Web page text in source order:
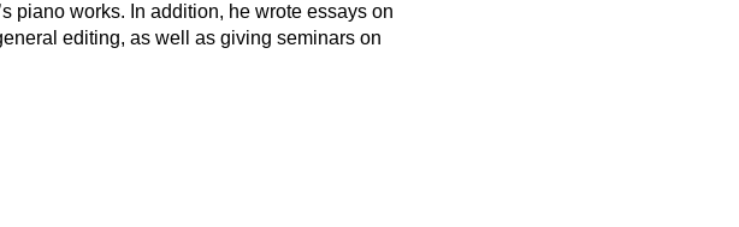
piano works. In addition, he wrote essays on
editing, as well as giving seminars on